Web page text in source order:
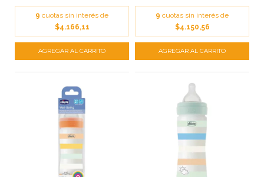
9 cuotas sin interés de
$4.166,11
9 cuotas sin interés de
$4.150,56